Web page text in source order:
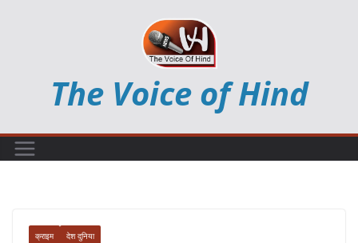
The Voice of Hind
क्राइम देश दुनिया